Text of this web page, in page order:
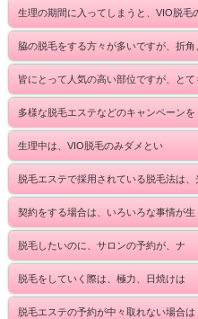
生理の期間に入ってしまうと、VIO脱毛
脇の脱毛をする方々が多いですが、折角
皆にとって人気の高い部位ですが、とて
多様な脱毛エステなどのキャンペーンを
生理中は、VIO脱毛のみダメとい
脱毛エステで採用されている脱毛法は、
契約をする場合は、いろいろな事情が生
脱毛したいのに、サロンの予約が、ナ
脱毛をしていく際は、極力、日焼けは
脱毛エステの予約が中々取れない場合は